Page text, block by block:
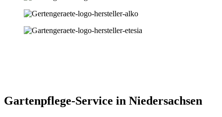
Gartenpflege-Service in Niedersachsen